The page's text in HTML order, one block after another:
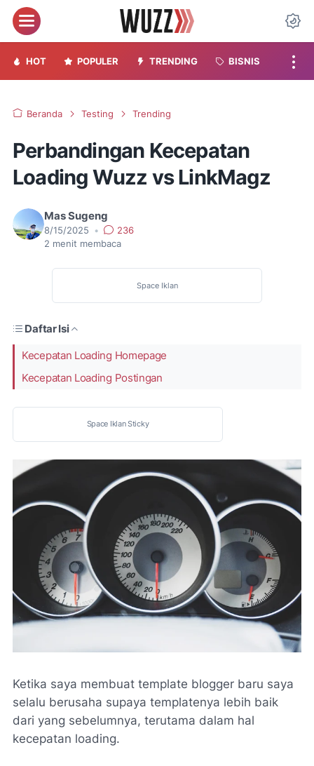
Menu
HOT POPULER TRENDING BISNIS
Beranda Testing Trending
Perbandingan Kecepatan
Loading Wuzz vs LinkMagz
Mas Sugeng
8/15/2025 •
236
2 menit membaca
Space Iklan
Daftar Isi
Kecepatan Loading Homepage
Kecepatan Loading Postingan
Space Iklan Sticky
Ketika saya membuat template blogger baru saya
selalu berusaha supaya templatenya lebih baik
dari yang sebelumnya, terutama dalam hal
kecepatan loading.